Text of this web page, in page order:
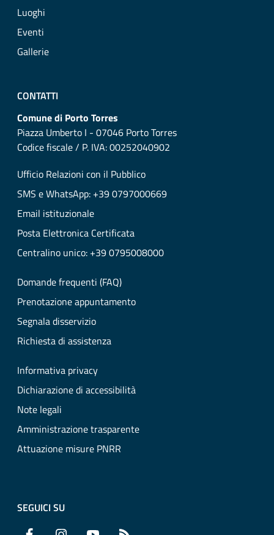
Luoghi
Eventi
Gallerie
CONTATTI
Comune di Porto Torres
Piazza Umberto I - 07046 Porto Torres
Codice fiscale / P. IVA: 00252040902
Ufficio Relazioni con il Pubblico
SMS e WhatsApp: +39 0797000669
Email istituzionale
Posta Elettronica Certificata
Centralino unico: +39 0795008000
Domande frequenti (FAQ)
Prenotazione appuntamento
Segnala disservizio
Richiesta di assistenza
Informativa privacy
Dichiarazione di accessibilità
Note legali
Amministrazione trasparente
Attuazione misure PNRR
SEGUICI SU